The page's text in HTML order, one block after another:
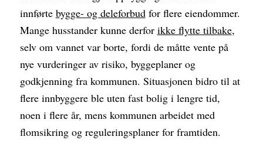
innførte bygge- og deleforbudfor flere eiendommer.
Mange husstander kunne derfor ikke flytte tilbake,
selv om vannet var borte, fordi de måtte vente på
nye vurderinger av risiko, byggeplaner og
godkjenning fra kommunen. Situasjonen bidro til at
flere innbyggere ble uten fast bolig i lengre tid,
noen i flere år, mens kommunen arbeidet med
flomsikring og reguleringsplaner for framtiden.